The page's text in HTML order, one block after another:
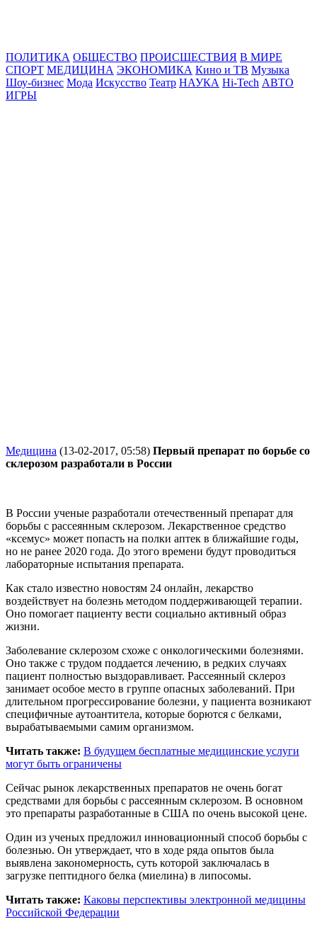
ПОЛИТИКА ОБЩЕСТВО ПРОИСШЕСТВИЯ В МИРЕ
СПОРТ МЕДИЦИНА ЭКОНОМИКА Кино и ТВ Музыка
Шоу-бизнес Мода Искусство Театр НАУКА Hi-Tech АВТО
ИГРЫ
Медицина (13-02-2017, 05:58) Первый препарат по борьбе со
склерозом разработали в России
В России ученые разработали отечественный препарат для
борьбы с рассеянным склерозом. Лекарственное средство
«ксемус» может попасть на полки аптек в ближайшие годы,
но не ранее 2020 года. До этого времени будут проводиться
лабораторные испытания препарата.
Как стало известно новостям 24 онлайн, лекарство
воздействует на болезнь методом поддерживающей терапии.
Оно помогает пациенту вести социально активный образ
жизни.
Заболевание склерозом схоже с онкологическими болезнями.
Оно также с трудом поддается лечению, в редких случаях
пациент полностью выздоравливает. Рассеянный склероз
занимает особое место в группе опасных заболеваний. При
длительном прогрессирование болезни, у пациента возникают
специфичные аутоантитела, которые борются с белками,
вырабатываемыми самим организмом.
Читать также: В будущем бесплатные медицинские услуги
могут быть ограничены
Сейчас рынок лекарственных препаратов не очень богат
средствами для борьбы с рассеянным склерозом. В основном
это препараты разработанные в США по очень высокой цене.
Один из ученых предложил инновационный способ борьбы с
болезнью. Он утверждает, что в ходе ряда опытов была
выявлена закономерность, суть которой заключалась в
загрузке пептидного белка (миелина) в липосомы.
Читать также: Каковы перспективы электронной медицины
Российской Федерации